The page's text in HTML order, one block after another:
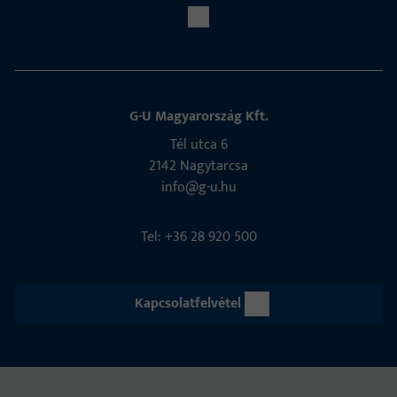
G-U Magyarország Kft.
Tél utca 6
2142 Nagytarcsa
info@g-u.hu
Tel: +36 28 920 500
Kapcsolatfelvétel